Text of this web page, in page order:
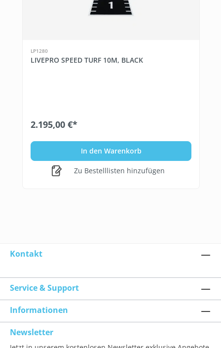
LP1280
LIVEPRO SPEED TURF 10M, BLACK
2.195,00 €*
In den Warenkorb
Zu Bestelllisten hinzufügen
Kontakt
Service & Support
Informationen
Newsletter